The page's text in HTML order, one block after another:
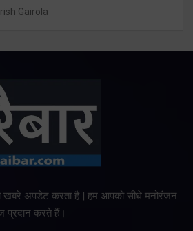
Gairola
खबरे अपडेट करता है | हम आपको सीधे मनोरंजन
प्रदान करते हैं।